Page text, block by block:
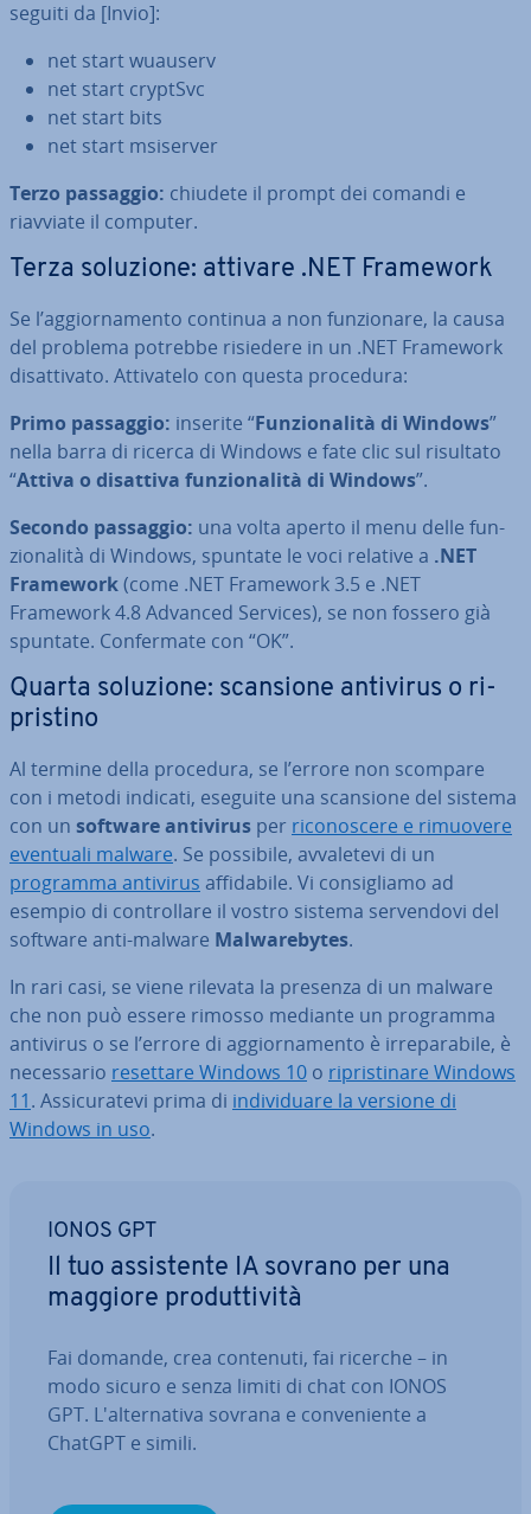
seguiti da [Invio]:
net start wuauserv
net start cryptSvc
net start bits
net start msiserver
Terzo passaggio: chiudete il prompt dei comandi e
riavviate il computer.
Terza soluzione: attivare .NET Framework
Se l’ag­gior­na­men­to continua a non fun­zio­na­re, la causa
del problema potrebbe risiedere in un .NET Framework
di­sat­ti­va­to. At­ti­va­te­lo con questa procedura:
Primo passaggio: inserite “Fun­zio­na­li­tà di Windows”
nella barra di ricerca di Windows e fate clic sul risultato
“Attiva o disattiva fun­zio­na­li­tà di Windows”.
Secondo passaggio: una volta aperto il menu delle fun­
zio­na­li­tà di Windows, spuntate le voci relative a .NET
Framework(come .NET Framework 3.5 e .NET
Framework 4.8 Advanced Services), se non fossero già
spuntate. Con­fer­ma­te con “OK”.
Quarta soluzione: scansione antivirus o ri­
pri­sti­no
Al termine della procedura, se l’errore non scompare
con i metodi indicati, eseguite una scansione del sistema
con un software antivirus per ri­co­no­sce­re e rimuovere
eventuali malware. Se possibile, av­va­le­te­vi di un
programma antivirus af­fi­da­bi­le. Vi con­si­glia­mo ad
esempio di con­trol­la­re il vostro sistema ser­ven­do­vi del
software anti-malware Mal­ware­by­tes.
In rari casi, se viene rilevata la presenza di un malware
che non può essere rimosso mediante un programma
antivirus o se l’errore di ag­gior­na­men­to è ir­re­pa­ra­bi­le, è
ne­ces­sa­rio resettare Windows 10 o ri­pri­sti­na­re Windows
11. As­si­cu­ra­te­vi prima di in­di­vi­dua­re la versione di
Windows in uso.
IONOS GPT
Il tuo as­si­sten­te IA sovrano per una
maggiore pro­dut­ti­vi­tà
Fai domande, crea contenuti, fai ricerche – in
modo sicuro e senza limiti di chat con IONOS
GPT. L'al­ter­na­ti­va sovrana e con­ve­nien­te a
ChatGPT e simili.